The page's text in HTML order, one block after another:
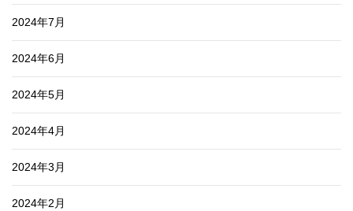
2024年7月
2024年6月
2024年5月
2024年4月
2024年3月
2024年2月